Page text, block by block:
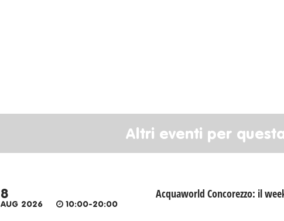
Altri eventi per
8
AUG 2026 10:00-20:00
Acquaworld Concorezzo: il